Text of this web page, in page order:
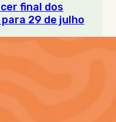
final dos
29 de julho